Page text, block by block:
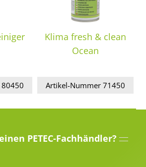
Klima fresh & clean
Ocean
Artikel-Nummer 71450
PETEC-Fachhändler?